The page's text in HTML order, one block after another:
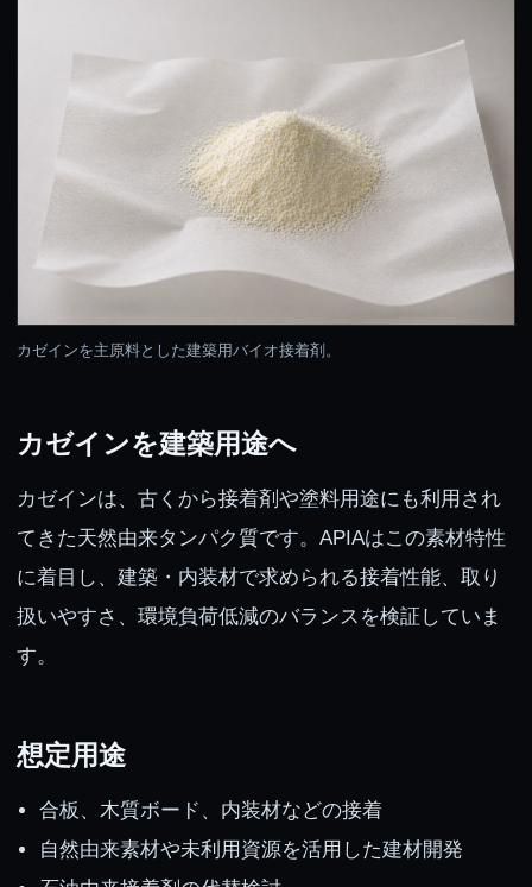
カゼインを主原料とした建築用バイオ接着剤。
カゼインを建築用途へ
カゼインは、古くから接着剤や塗料用途にも利用され
てきた天然由来タンパク質です。APIAはこの素材特性
に着目し、建築・内装材で求められる接着性能、取り
扱いやすさ、環境負荷低減のバランスを検証していま
す。
想定用途
合板、木質ボード、内装材などの接着
自然由来素材や未利用資源を活用した建材開発